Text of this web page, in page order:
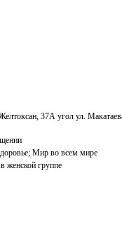
37А угол ул.
Мир во всем мире
женской группе